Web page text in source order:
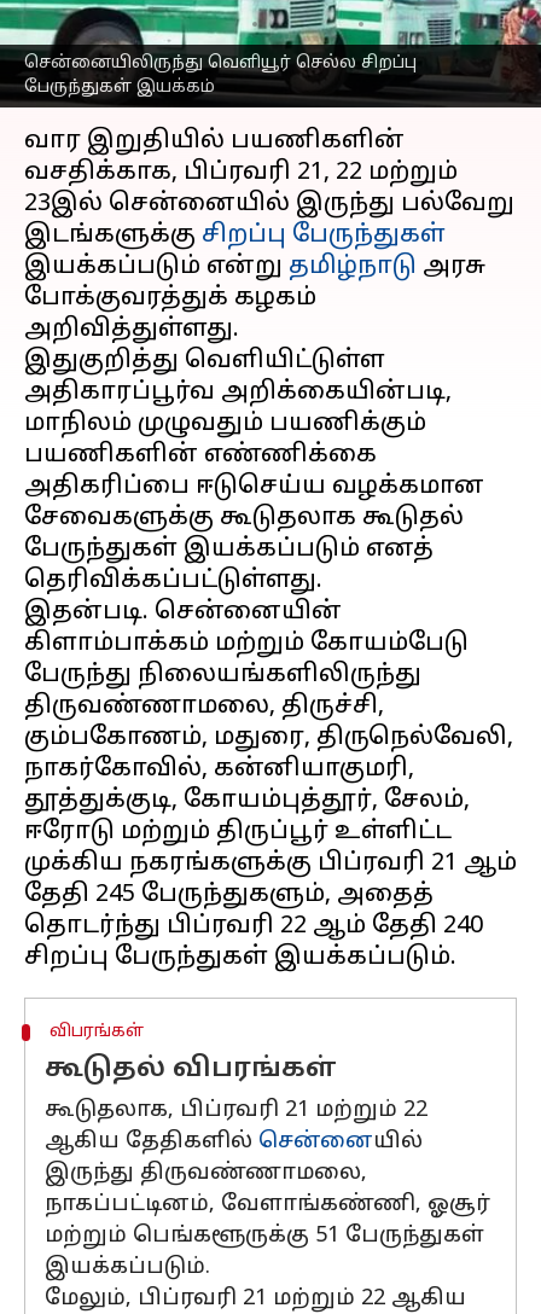
சென்னையிலிருந்து வெளியூர் செல்ல சிறப்பு
பேருந்துகள் இயக்கம்
எழுதியவர் Sekar Chinnappan Feb 20, 2025 02:32 pm
செய்தி முன்னோட்டம்
வார இறுதியில் பயணிகளின்
வசதிக்காக, பிப்ரவரி 21, 22 மற்றும்
23இல் சென்னையில் இருந்து பல்வேறு
இடங்களுக்கு சிறப்பு பேருந்துகள்
இயக்கப்படும் என்று தமிழ்நாடு அரசு
போக்குவரத்துக் கழகம்
அறிவித்துள்ளது.
இதுகுறித்து வெளியிட்டுள்ள
அதிகாரப்பூர்வ அறிக்கையின்படி,
மாநிலம் முழுவதும் பயணிக்கும்
பயணிகளின் எண்ணிக்கை
அதிகரிப்பை ஈடுசெய்ய வழக்கமான
சேவைகளுக்கு கூடுதலாக கூடுதல்
பேருந்துகள் இயக்கப்படும் எனத்
தெரிவிக்கப்பட்டுள்ளது.
இதன்படி. சென்னையின்
கிளாம்பாக்கம் மற்றும் கோயம்பேடு
பேருந்து நிலையங்களிலிருந்து
திருவண்ணாமலை, திருச்சி,
கும்பகோணம், மதுரை, திருநெல்வேலி,
நாகர்கோவில், கன்னியாகுமரி,
தூத்துக்குடி, கோயம்புத்தூர், சேலம்,
ஈரோடு மற்றும் திருப்பூர் உள்ளிட்ட
முக்கிய நகரங்களுக்கு பிப்ரவரி 21 ஆம்
தேதி 245 பேருந்துகளும், அதைத்
தொடர்ந்து பிப்ரவரி 22 ஆம் தேதி 240
விபரங்கள்
கூடுதல் விபரங்கள்
கூடுதலாக, பிப்ரவரி 21 மற்றும் 22
ஆகிய தேதிகளில் சென்னையில்
இருந்து திருவண்ணாமலை,
நாகப்பட்டினம், வேளாங்கண்ணி, ஓசூர்
மற்றும் பெங்களூருக்கு 51 பேருந்துகள்
இயக்கப்படும்.
மேலும், பிப்ரவரி 21 மற்றும் 22 ஆகிய